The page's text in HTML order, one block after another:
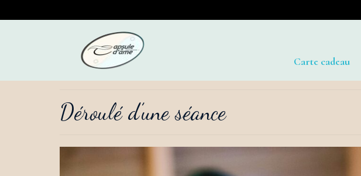
Carte cadeau
Déroulé d’une séance